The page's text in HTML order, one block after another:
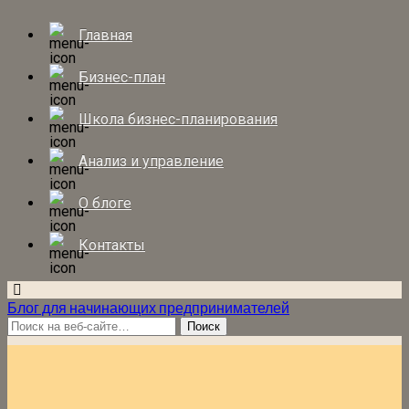
Главная
Бизнес-план
Школа бизнес-планирования
Анализ и управление
О блоге
Контакты
Блог для начинающих предпринимателей